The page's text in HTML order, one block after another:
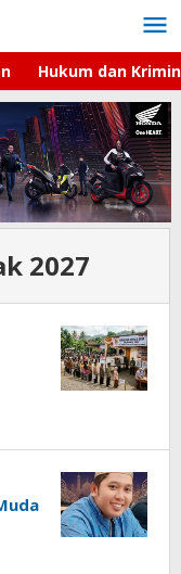
Hukum dan
2027